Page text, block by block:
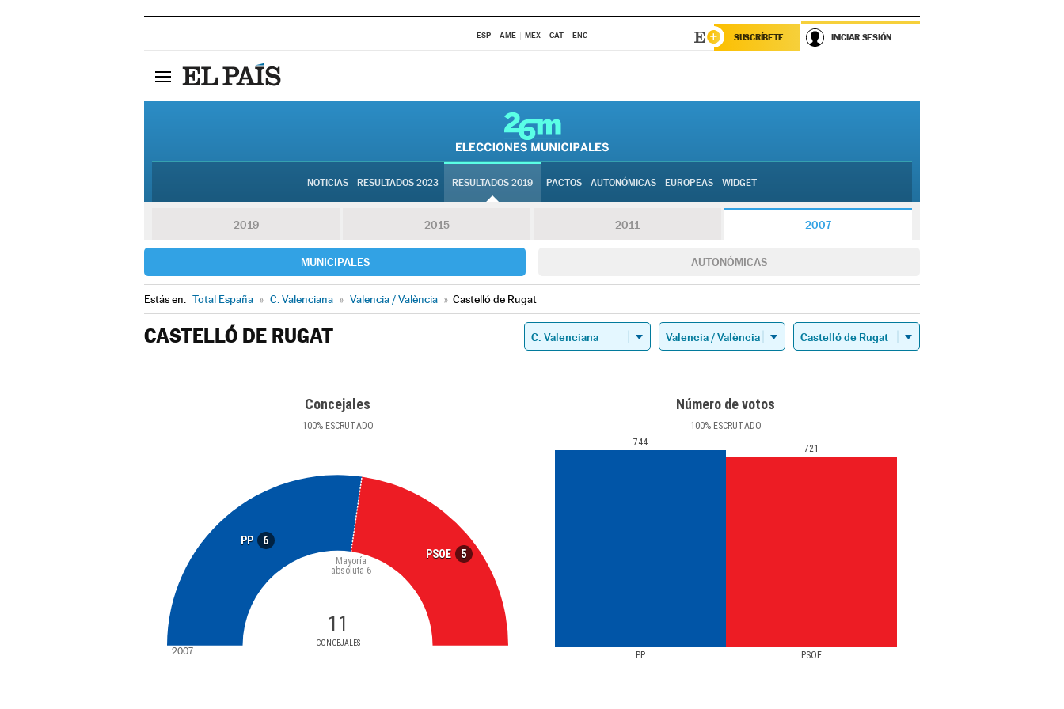
ESP AME MEX CAT ENG SUSCRÍBETE INICIAR SESIÓN
NOTICIAS RESULTADOS 2023 RESULTADOS 2019 PACTOS AUTONÓMICAS EUROPEAS WIDGET
2019 2015 2011 2007
MUNICIPALES AUTONÓMICAS
Estás en: Total España » C. Valenciana » Valencia / València » Castelló de Rugat
CASTELLÓ DE RUGAT
Concejales
100%ESCRUTADO
PP 6
PSOE 5
11
CONCEJALES
Mayoría
absoluta 6
2007
Número de votos
100%ESCRUTADO
PP PSOE
744
721